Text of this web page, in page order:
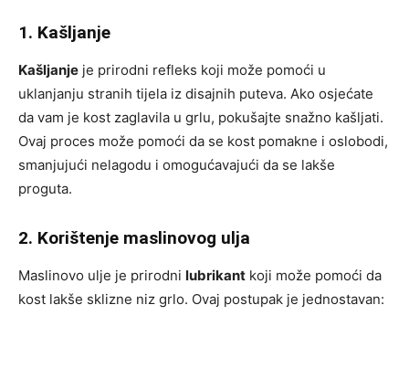
1. Kašljanje
Kašljanje je prirodni refleks koji može pomoći u
uklanjanju stranih tijela iz disajnih puteva. Ako osjećate
da vam je kost zaglavila u grlu, pokušajte snažno kašljati.
Ovaj proces može pomoći da se kost pomakne i oslobodi,
smanjujući nelagodu i omogućavajući da se lakše
proguta.
2. Korištenje maslinovog ulja
Maslinovo ulje je prirodni lubrikant koji može pomoći da
kost lakše sklizne niz grlo. Ovaj postupak je jednostavan: